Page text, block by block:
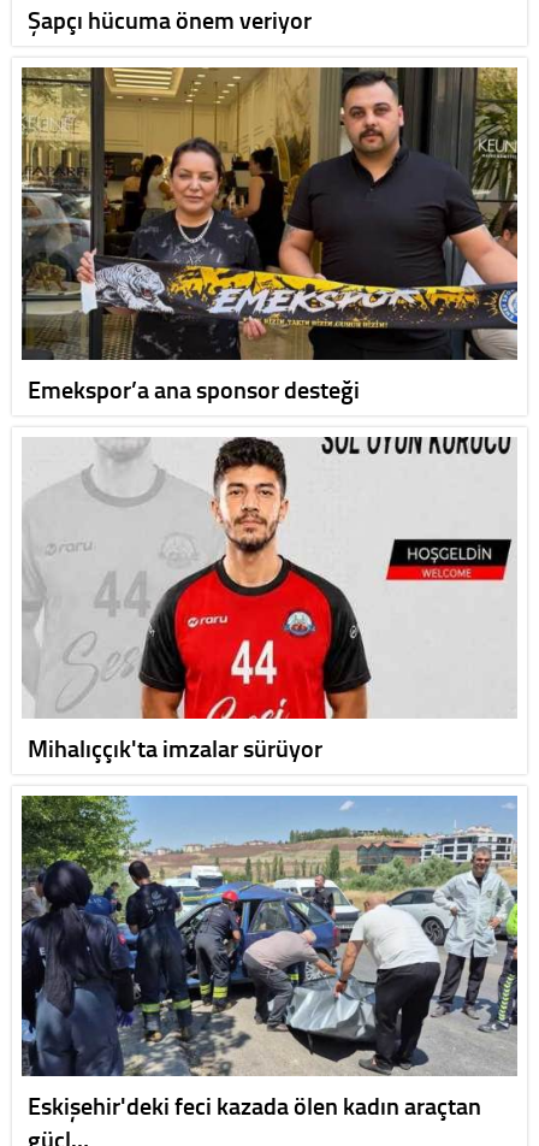
Şapçı hücuma önem veriyor
Emekspor’a ana sponsor desteği
Mihalıççık'ta imzalar sürüyor
Eskişehir'deki feci kazada ölen kadın araçtan
güçl…